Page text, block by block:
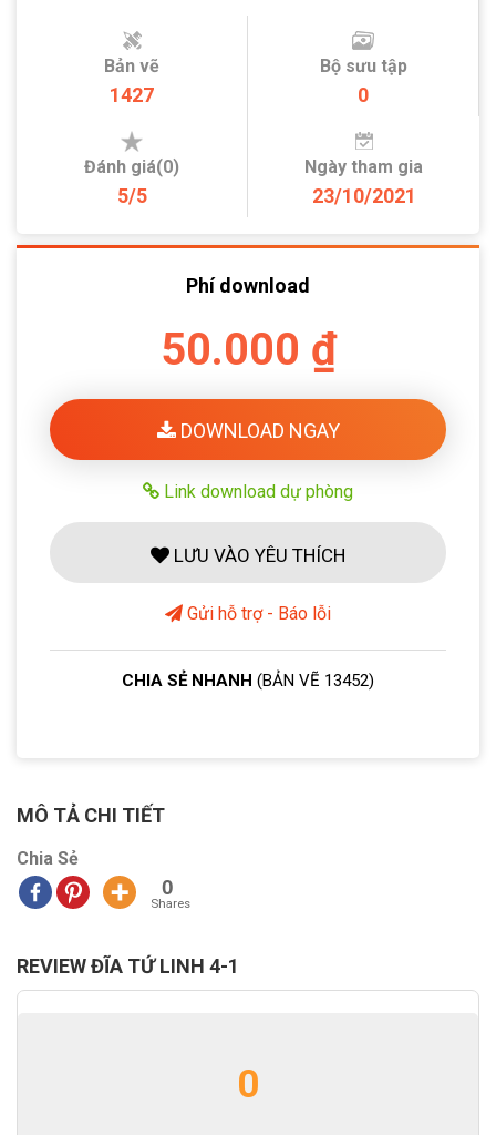
Bản vẽ
1427
Bộ sưu tập
0
Đánh giá(0)
5/5
Ngày tham gia
23/10/2021
Phí download
50.000 ₫
DOWNLOAD NGAY
Link download dự phòng
LƯU VÀO YÊU THÍCH
Gửi hỗ trợ - Báo lỗi
CHIA SẺ NHANH (BẢN VẼ 13452)
MÔ TẢ CHI TIẾT
Chia Sẻ
0
Shares
REVIEW ĐĨA TỨ LINH 4-1
0